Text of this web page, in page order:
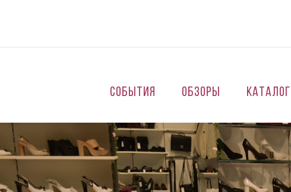
События Обзоры Каталог